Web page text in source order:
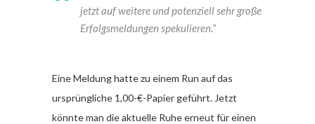
jetzt auf weitere und potenziell sehr große
Erfolgsmeldungen spekulieren.“
Eine Meldung hatte zu einem Run auf das
ursprüngliche 1,00-€-Papier geführt. Jetzt
könnte man die aktuelle Ruhe erneut für einen